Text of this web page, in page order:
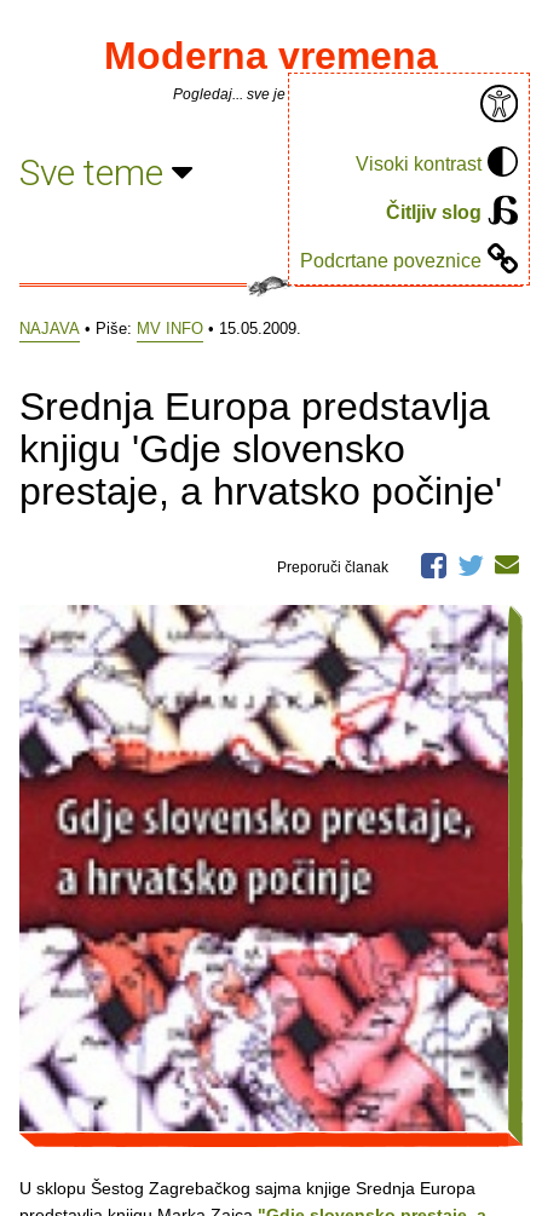
Visoki kontrast
Čitljiv slog
Podcrtane poveznice
Moderna vremena
Pogledaj... sve je puno knjiga.
Sve teme
NAJAVA • Piše: MV INFO • 15.05.2009.
Srednja Europa predstavlja
knjigu 'Gdje slovensko
prestaje, a hrvatsko počinje'
Preporuči članak
U sklopu Šestog Zagrebačkog sajma knjige Srednja Europa